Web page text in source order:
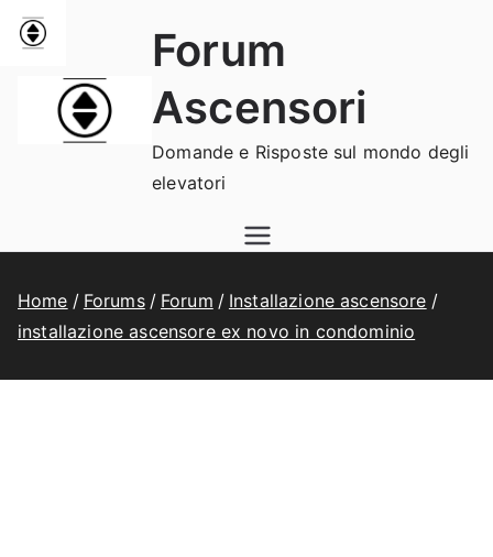
Vai
contenuto
Forum
Ascensori
Domande e Risposte sul mondo degli
elevatori
Home Forums Forum
Installazione ascensore
installazione ascensore ex novo in condominio